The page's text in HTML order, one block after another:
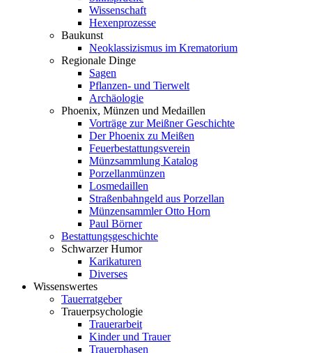
Wissenschaft
Hexenprozesse
Baukunst
Neoklassizismus im Krematorium
Regionale Dinge
Sagen
Pflanzen- und Tierwelt
Archäologie
Phoenix, Münzen und Medaillen
Vorträge zur Meißner Geschichte
Der Phoenix zu Meißen
Feuerbestattungsverein
Münzsammlung Katalog
Porzellanmünzen
Losmedaillen
Straßenbahngeld aus Porzellan
Münzensammler Otto Horn
Paul Börner
Bestattungsgeschichte
Schwarzer Humor
Karikaturen
Diverses
Wissenswertes
Tauerratgeber
Trauerpsychologie
Trauerarbeit
Kinder und Trauer
Trauerphasen